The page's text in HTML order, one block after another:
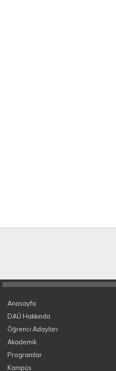
Anasayfa
DAÜ Hakkında
Öğrenci Adayları
Akademik
Programlar
Kampüs